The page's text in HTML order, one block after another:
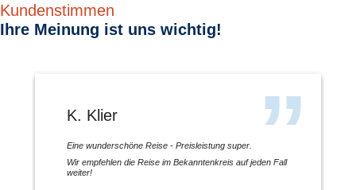
Kundenstimmen
Ihre Meinung ist uns wichtig!
K. Klier
Eine wunderschöne Reise - Preisleistung super.
Wir empfehlen die Reise im Bekanntenkreis auf jeden Fall
weiter!